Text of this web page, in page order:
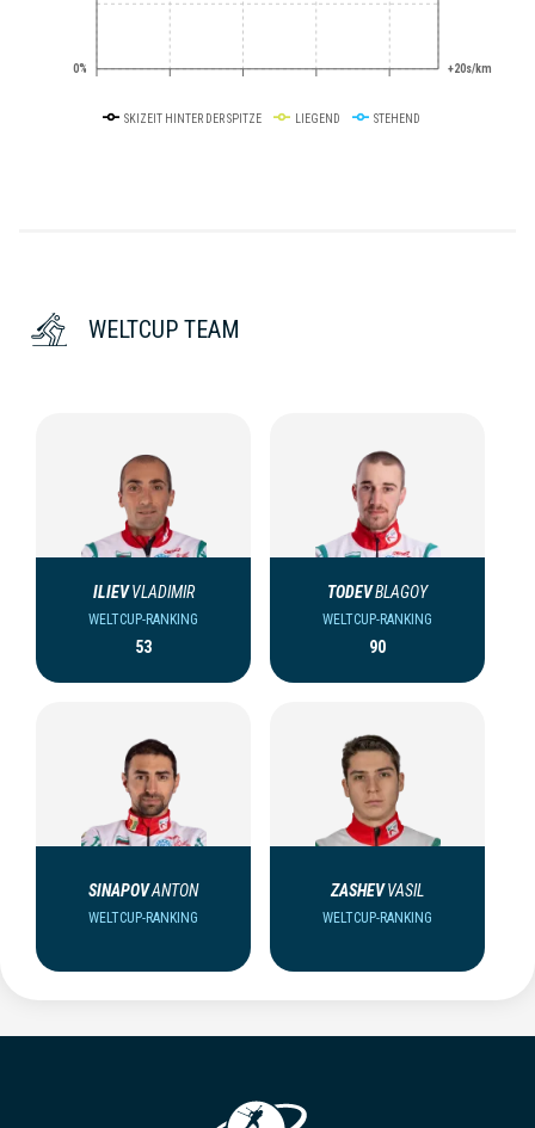
0% +20s/km
SKIZEIT HINTER DER SPITZE LIEGEND STEHEND
WELTCUP TEAM
ILIEV VLADIMIR
WELTCUP-RANKING
53
TODEVBLAGOY
WELTCUP-RANKING
90
SINAPOVANTON
WELTCUP-RANKING
ZASHEVVASIL
WELTCUP-RANKING